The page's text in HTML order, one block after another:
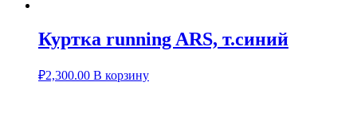
Куртка running ARS, т.синий
₽2,300.00 В корзину